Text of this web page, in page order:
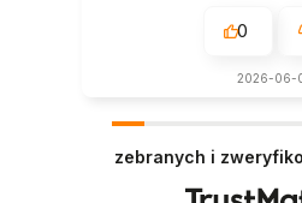
0
2026-06-
zebranych i